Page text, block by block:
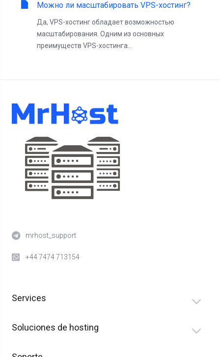
Можно ли масштабировать VPS-хостинг?
Да, VPS-хостинг обладает возможностью
масштабирования. Одним из основных
преимуществ VPS-хостинга...
mrhost_support
+44 7474 713154
Services
Soluciones de hosting